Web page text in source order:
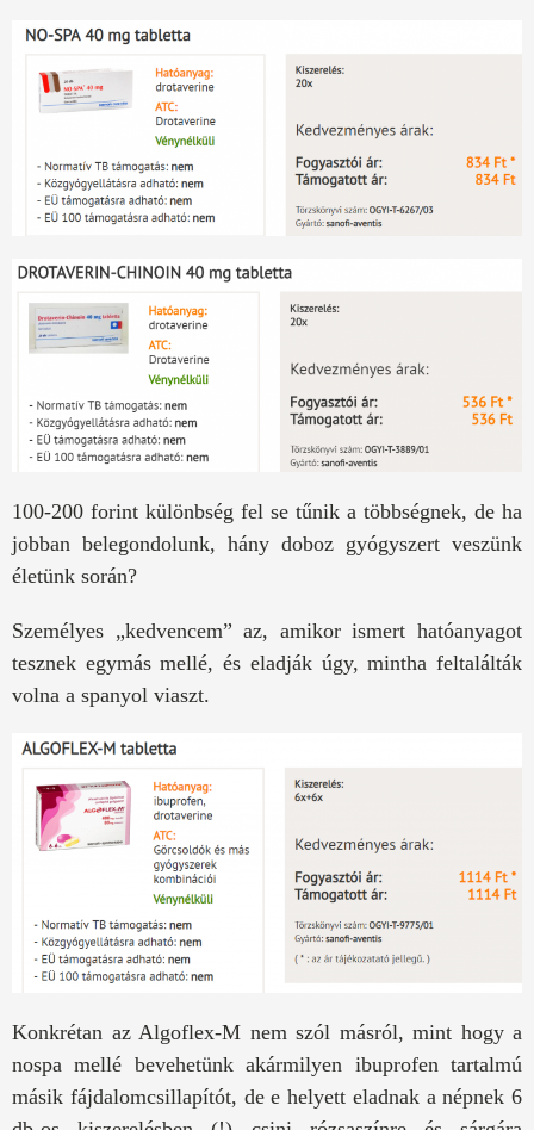
100-200 forint különbség fel se tűnik a többségnek, de ha
jobban belegondolunk, hány doboz gyógyszert veszünk
életünk során?
Személyes „kedvencem” az, amikor ismert hatóanyagot
tesznek egymás mellé, és eladják úgy, mintha feltalálták
volna a spanyol viaszt.
Konkrétan az Algoflex-M nem szól másról, mint hogy a
nospa mellé bevehetünk akármilyen ibuprofen tartalmú
másik fájdalomcsillapítót, de e helyett eladnak a népnek 6